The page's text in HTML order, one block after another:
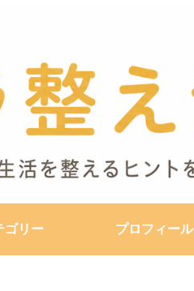
ゴリー プロフィール